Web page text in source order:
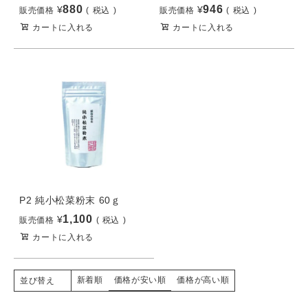
販売価格 ¥880
税込
カートに入れる
販売価格 ¥946
税込
カートに入れる
P2 純小松菜粉末 60ｇ
販売価格 ¥1,100
税込
カートに入れる
並び替え 新着順 価格が安い順 価格が高い順